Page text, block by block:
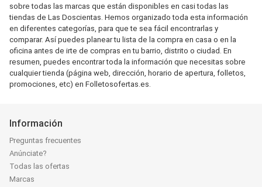
sobre todas las marcas que están disponibles en casi todas las
tiendas de Las Doscientas. Hemos organizado toda esta información
en diferentes categorías, para que te sea fácil encontrarlas y
comparar. Así puedes planear tu lista de la compra en casa o en la
oficina antes de irte de compras en tu barrio, distrito o ciudad. En
resumen, puedes encontrar toda la información que necesitas sobre
cualquier tienda (página web, dirección, horario de apertura, folletos,
promociones, etc) en Folletosofertas.es.
Información
Preguntas frecuentes
Anúnciate?
Todas las ofertas
Marcas